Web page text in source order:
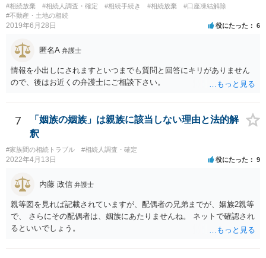
難と思われます。 「ＡＢＣ間の遺産分割協議は未了のまま，ＡとＢが
死亡し，二次相続が発生した」という前提に基づいて協議を進める必
要があります。 もちろん，Ｃの立場としては，ＡＢＣ間の遺産分割協
人は応じない姿勢を示していることから，実現は困難だと思います。
しどころ）としては，譲歩することを甘受しなければならないかもし
れません。
#相続放棄 #相続人調査・確定 #相続手続き #相続放棄
#口座凍結解除
#不動産・土地の相続
2019年6月28日 役にたった 6
匿名A 弁護士
情報を小出しにされますといつまでも質問と回答にキリがありません
ので、後はお近くの弁護士にご相談下さい。
7
「姻族の姻族」は親族に該当しない理由と法的解
釈
#家族間の相続トラブル #相続人調査・確定
2022年4月13日 役にたった 9
内藤 政信 弁護士
親等図を見れば記載されていますが、配偶者の兄弟までが、姻族2親等
で、 さらにその配偶者は、姻族にあたりませんね。 ネットで確認され
るといいでしょう。